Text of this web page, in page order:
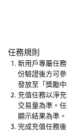
任務規則
新用戶專屬任
份驗證後方可
發放至「獎勵
充值任務以淨
交易量為準。
顯示結果為準。
完成充值任務